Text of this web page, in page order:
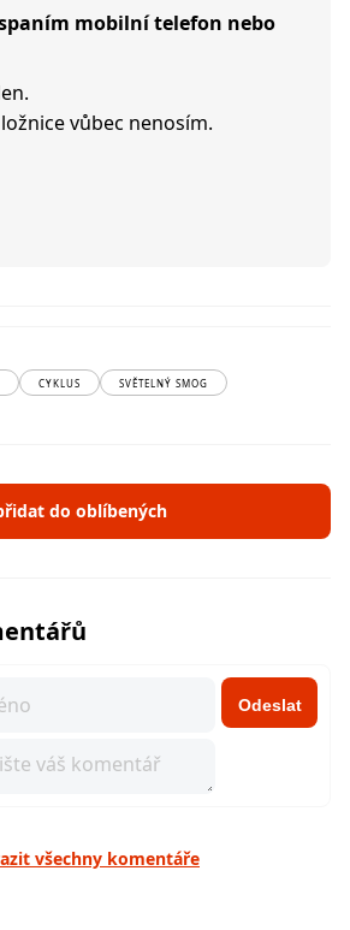
mobilní telefon nebo
vůbec nenosím.
CYKLUS SVĚTELNÝ SMOG
do oblíbených
Odeslat
všechny komentáře